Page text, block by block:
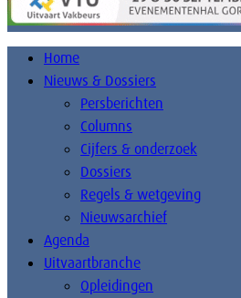
Home
Nieuws & Dossiers
Persberichten
Columns
Cijfers & onderzoek
Dossiers
Regels & wetgeving
Nieuwsarchief
Agenda
Uitvaartbranche
Opleidingen